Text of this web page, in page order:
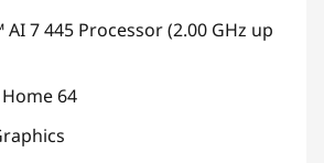
AI 7 445 Processor (2.00 GHz up
64